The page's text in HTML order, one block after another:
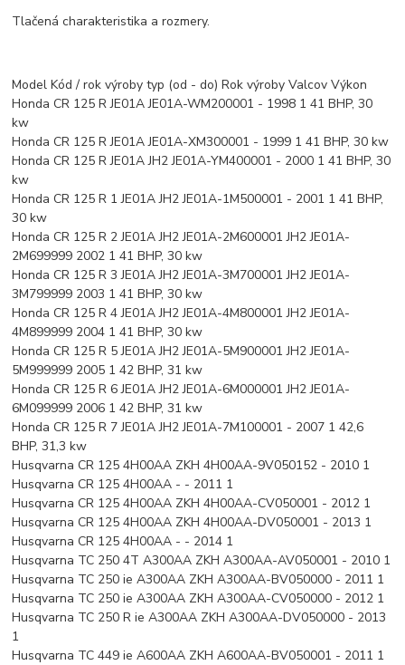
Tlačená charakteristika a rozmery.
Model Kód / rok výroby typ (od - do) Rok výroby Valcov Výkon
Honda CR 125 R JE01A JE01A-WM200001 - 1998 1 41 BHP, 30
kw
Honda CR 125 R JE01A JE01A-XM300001 - 1999 1 41 BHP, 30 kw
Honda CR 125 R JE01A JH2 JE01A-YM400001 - 2000 1 41 BHP, 30
kw
Honda CR 125 R 1 JE01A JH2 JE01A-1M500001 - 2001 1 41 BHP,
30 kw
Honda CR 125 R 2 JE01A JH2 JE01A-2M600001 JH2 JE01A-
2M699999 2002 1 41 BHP, 30 kw
Honda CR 125 R 3 JE01A JH2 JE01A-3M700001 JH2 JE01A-
3M799999 2003 1 41 BHP, 30 kw
Honda CR 125 R 4 JE01A JH2 JE01A-4M800001 JH2 JE01A-
4M899999 2004 1 41 BHP, 30 kw
Honda CR 125 R 5 JE01A JH2 JE01A-5M900001 JH2 JE01A-
5M999999 2005 1 42 BHP, 31 kw
Honda CR 125 R 6 JE01A JH2 JE01A-6M000001 JH2 JE01A-
6M099999 2006 1 42 BHP, 31 kw
Honda CR 125 R 7 JE01A JH2 JE01A-7M100001 - 2007 1 42,6
BHP, 31,3 kw
Husqvarna CR 125 4H00AA ZKH 4H00AA-9V050152 - 2010 1
Husqvarna CR 125 4H00AA - - 2011 1
Husqvarna CR 125 4H00AA ZKH 4H00AA-CV050001 - 2012 1
Husqvarna CR 125 4H00AA ZKH 4H00AA-DV050001 - 2013 1
Husqvarna CR 125 4H00AA - - 2014 1
Husqvarna TC 250 4T A300AA ZKH A300AA-AV050001 - 2010 1
Husqvarna TC 250 ie A300AA ZKH A300AA-BV050000 - 2011 1
Husqvarna TC 250 ie A300AA ZKH A300AA-CV050000 - 2012 1
Husqvarna TC 250 R ie A300AA ZKH A300AA-DV050000 - 2013
1
Husqvarna TC 449 ie A600AA ZKH A600AA-BV050001 - 2011 1